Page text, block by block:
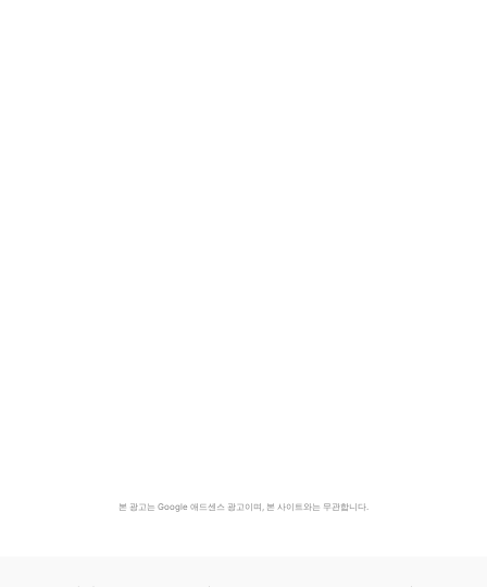
본 광고는 Google 애드센스 광고이며, 본 사이트와는 무관합니다.